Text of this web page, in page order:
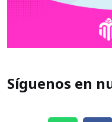
Síguenos en